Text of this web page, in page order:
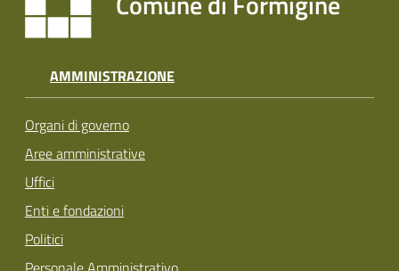
AMMINISTRAZIONE
Organi di governo
Aree amministrative
Uffici
Enti e fondazioni
Politici